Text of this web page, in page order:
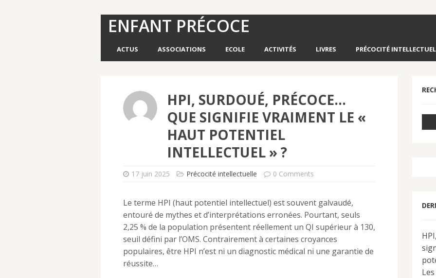
ENFANT PRÉCOCE
ACTUS ASSOCIATIONS ECOLE ACTIVITÉS LIVRES PRÉCOCITÉ
HPI, SURDOUÉ, PRÉCOCE…
QUE SIGNIFIE VRAIMENT LE «
HAUT POTENTIEL
INTELLECTUEL » ?
17 juin 2025 Précocité intellectuelle 0 Comments
Le terme HPI (haut potentiel intellectuel) est souvent galvaudé,
entouré de mythes et d’interprétations erronées. Pourtant, seuls
2,25 % de la population présentent réellement un QI supérieur à 130,
seuil défini par l’OMS. Contrairement à certaines croyances
populaires, être HPI n’est ni un diagnostic médical ni une garantie de
réussite…